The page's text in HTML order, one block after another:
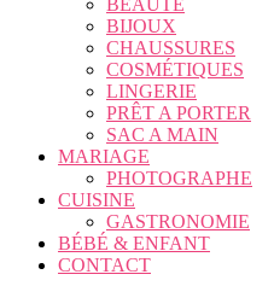
BEAUTÉ
BIJOUX
CHAUSSURES
COSMÉTIQUES
LINGERIE
PRÊT A PORTER
SAC A MAIN
MARIAGE
PHOTOGRAPHE
CUISINE
GASTRONOMIE
BÉBÉ & ENFANT
CONTACT